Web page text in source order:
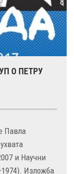
О ПЕТРУ
Павла
и Научни
Изложба